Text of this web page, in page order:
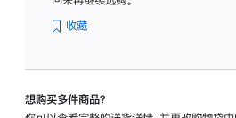
收藏
想购买多件商品？